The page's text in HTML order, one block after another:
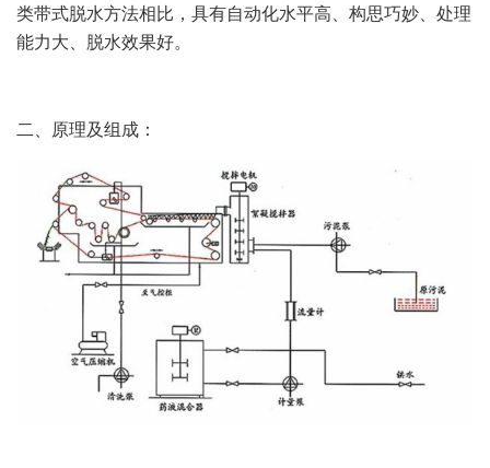
类带式脱水方法相比，具有自动化水平高、构思巧妙、处理
能力大、脱水效果好。
二、原理及组成：